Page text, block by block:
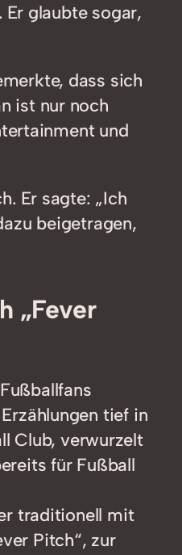
glaubte sogar,
dass sich
ist nur noch
und
Er sagte: „Ich
beigetragen,
„Fever
tief in
Club, verwurzelt
für Fußball
traditionell mit
Pitch“, zur